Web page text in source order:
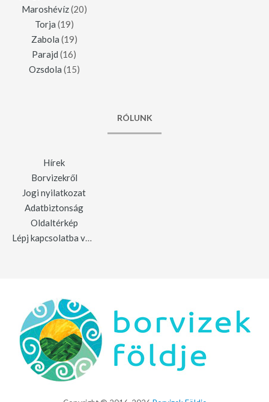
Maroshévíz(20)
Torja (19)
Zabola (19)
Parajd (16)
Ozsdola (15)
RÓLUNK
Hírek
Borvizekről
Jogi nyilatkozat
Adatbiztonság
Oldaltérkép
Lépj kapcsolatba velünk